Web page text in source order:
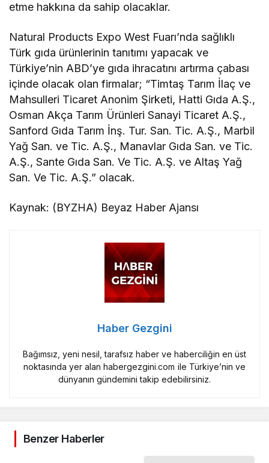
etme hakkına da sahip olacaklar.
Natural Products Expo West Fuarı’nda sağlıklı
Türk gıda ürünlerinin tanıtımı yapacak ve
Türkiye’nin ABD’ye gıda ihracatını artırma çabası
içinde olacak olan firmalar; “Timtaş Tarım İlaç ve
Mahsulleri Ticaret Anonim Şirketi, Hatti Gıda A.Ş.,
Osman Akça Tarım Ürünleri Sanayi Ticaret A.Ş.,
Sanford Gıda Tarım İnş. Tur. San. Tic. A.Ş., Marbil
Yağ San. ve Tic. A.Ş., Manavlar Gıda San. ve Tic.
A.Ş., Sante Gıda San. Ve Tic. A.Ş. ve Altaş Yağ
San. Ve Tic. A.Ş.” olacak.
Kaynak: (BYZHA) Beyaz Haber Ajansı
Haber Gezgini
Bağımsız, yeni nesil, tarafsız haber ve haberciliğin en üst
noktasında yer alan habergezgini.com ile Türkiye’nin ve
dünyanın gündemini takip edebilirsiniz.
Benzer Haberler